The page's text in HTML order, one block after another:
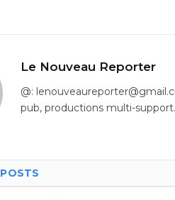
Le Nouveau Reporter
@:
pub, productions multi-
POSTS